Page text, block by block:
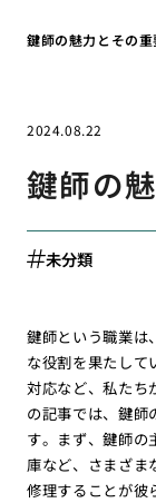
鍵師の魅力とその重
2024.08.22
鍵師の
未分類
鍵師という職業は、
な役割を果たして
対応など、私たち
の記事では、鍵師
す。まず、鍵師の
庫など、さまざま
修理することが彼